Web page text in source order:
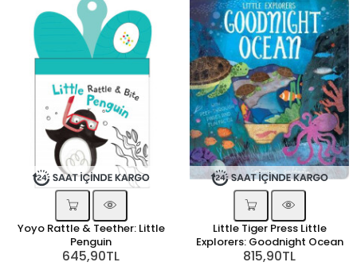
Yoyo Rattle & Teether: Little
Penguin
645,90TL
Little Tiger Press Little
Explorers: Goodnight Ocean
815,90TL